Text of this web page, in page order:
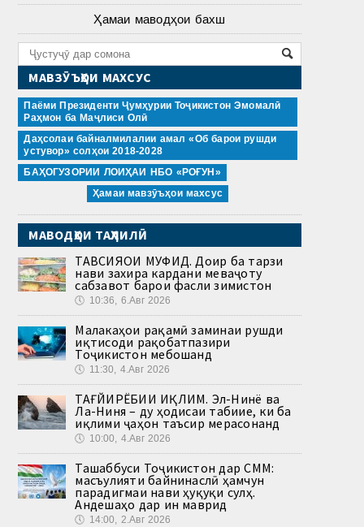
Ҳамаи маводҳои бахш
МАВЗӮЪҲОИ МАХСУС
Паёми Президенти Ҷумҳурии Тоҷикистон Эмомалӣ
Раҳмон ба Маҷлиси Олӣ
Даҳсолаи байналмилалии амал «Об барои рушди
устувор» солҳои 2018-2028
БАҲОГУЗОРИИ ЛОИҲАИ НБО «РОҒУН»
Ҳамаи мавзӯъҳои махсус
МАВОДҲОИ ТАҲЛИЛӢ
ТАВСИЯҲОИ МУФИД. Доир ба тарзи
нави захира кардани меваҷоту
сабзавот барои фасли зимистон
🕔 10:36, 6.Авг 2026
Малакаҳои рақамӣ заминаи рушди
иқтисоди рақобатпазири
Тоҷикистон мебошанд
🕔 11:30, 4.Авг 2026
ТАҒЙИРЁБИИ ИҚЛИМ. Эл-Нинё ва
Ла-Ниня – ду ҳодисаи табиие, ки ба
иқлими ҷаҳон таъсир мерасонанд
🕔 10:00, 4.Авг 2026
Ташаббуси Тоҷикистон дар СММ:
масъулияти байнинаслӣ ҳамчун
парадигмаи нави ҳуқуқи сулҳ.
Андешаҳо дар ин маврид
🕔 14:00, 2.Авг 2026